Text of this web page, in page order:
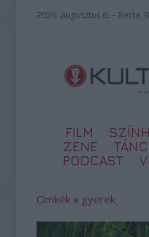
2026. augusztus 6. – Berta,
FILM
ZENE
TÁNC
PODCAST
Címkék » gyerek